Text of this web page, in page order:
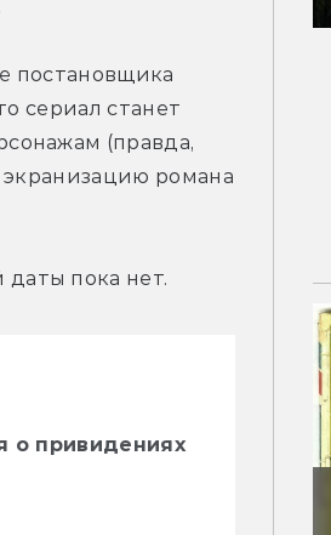
постановщика
сериал станет
(правда,
экранизацию романа
пока нет.
о привидениях